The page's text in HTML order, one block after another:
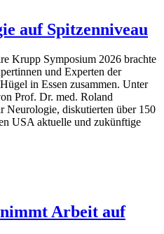
auf Spitzenniveau
Krupp Symposium 2026 brachte
und Experten der
in Essen zusammen. Unter
Prof. Dr. med. Roland
diskutierten über 150
USA aktuelle und zukünftige
Arbeit auf